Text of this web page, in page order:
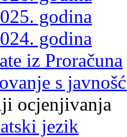
godina
godina
iz Proračuna
s
ocjenjivanja
jezik